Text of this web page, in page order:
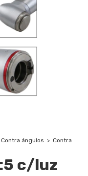
Contra ángulos > Contra
c/luz